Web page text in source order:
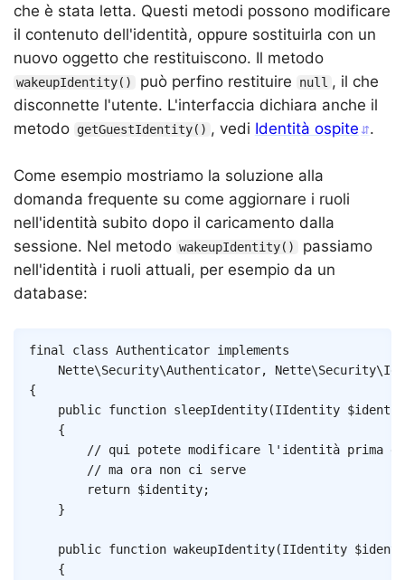
che è stata letta. Questi metodi possono modificare
il contenuto dell'identità, oppure sostituirla con un
nuovo oggetto che restituiscono. Il metodo
wakeupIdentity() può perfino restituire null , il che
disconnette l'utente. L'interfaccia dichiara anche il
metodo getGuestIdentity() , vedi Identità ospite .
Come esempio mostriamo la soluzione alla
domanda frequente su come aggiornare i ruoli
nell'identità subito dopo il caricamento dalla
sessione. Nel metodo wakeupIdentity()
passiamo
nell'identità i ruoli attuali, per esempio da un
database:
final class Authenticator implements
Nette\Security\Authenticator,
{
public function sleepIdentity(IIdentity
{
// qui potete modificare l'identità prima
// ma ora non ci serve
return $identity;
}
public function wakeupIdentity(IIdentity
{